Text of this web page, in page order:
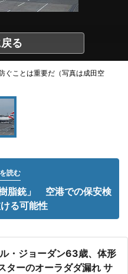
る
ぐことは重要だ（写真は成田空
読む
脂銃」 空港での保安検
る可能性
・ジョーダン63歳、体形
ターのオーラダダ漏れ サ